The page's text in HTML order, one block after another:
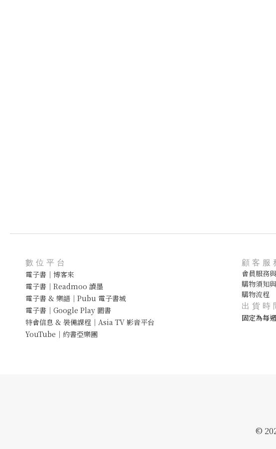
數位平台
電子書｜博客來
電子書｜Readmoo 讀墨
電子書 & 樂譜｜Pubu 電子書城
電子書｜Google Play 圖書
特會信息 & 裝備課程｜Asia TV 影音平台
YouTube｜約書亞樂團
顧客服
會員服務
購物須知
購物流程
出貨時
固定為每
©